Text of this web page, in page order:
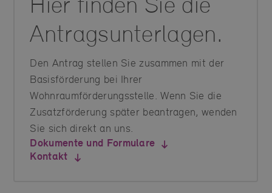
Antragsunterlagen.
Den Antrag stellen Sie zusammen mit der
Basisförderung bei Ihrer
Wohnraumförderungsstelle. Wenn Sie die
Zusatzförderung später beantragen, wenden
Sie sich direkt an uns.
Dokumente und Formulare
Kontakt